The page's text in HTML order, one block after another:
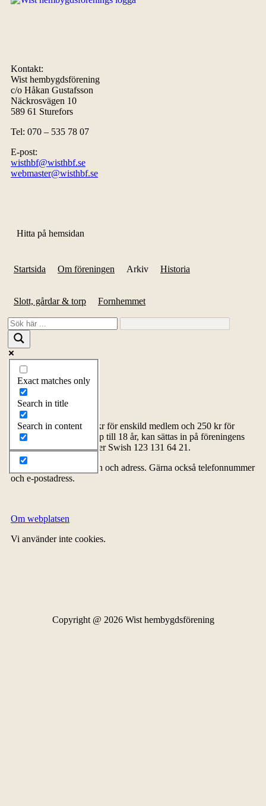
Kontakt:
Wist hembygdsförening
c/o Håkan Gustafsson
Näckrosvägen 10
589 61 Sturefors
Tel: 070 – 535 78 07
E-post:
wisthbf@wisthbf.se
webmaster@wisthbf.se
Hitta på hemsidan
Startsida Om föreningen Arkiv Historia
Slott, gårdar & torp Fornhemmet
Exact matches only
Search in title
Search in content
Bli medlem
Medlemsavgiften, 150 kr för enskild medlem och 250 kr för
familj inklusive barn upp till 18 år, kan sättas in på föreningens
bankgiro 5278-4576 eller Swish 123 131 64 21.
Glöm inte att ange namn och adress. Gärna också telefonnummer
och e-postadress.
Om webplatsen
Vi använder inte cookies.
Copyright @ 2026 Wist hembygdsförening